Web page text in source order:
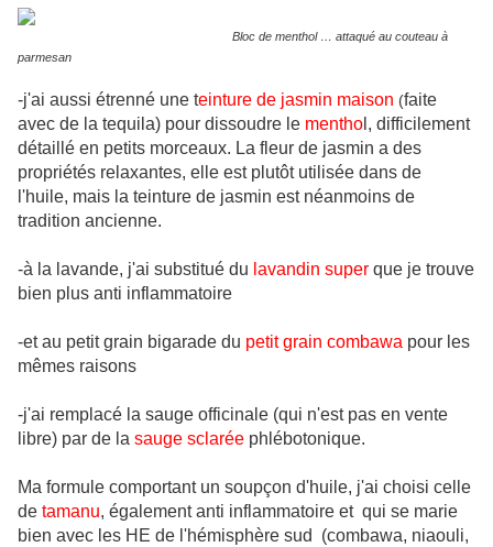
Bloc de menthol … attaqué au couteau à
parmesan
-j'ai aussi étrenné une teinture de jasmin maison (faite
avec de la tequila) pour dissoudre le mentho l, difficilement
détaillé en petits morceaux. La fleur de jasmin a des
propriétés relaxantes, elle est plutôt utilisée dans de
l'huile, mais la teinture de jasmin est néanmoins de
tradition ancienne.
-à la lavande, j'ai substitué du lavandin super que je trouve
bien plus anti inflammatoire
-et au petit grain bigarade du petit grain combawa pour les
mêmes raisons
-j'ai remplacé la sauge officinale (qui n'est pas en vente
libre) par de la sauge sclarée phlébotonique.
Ma formule comportant un soupçon d'huile, j'ai choisi celle
de tamanu, également anti inflammatoire et qui se marie
bien avec les HE de l'hémisphère sud (combawa, niaouli,